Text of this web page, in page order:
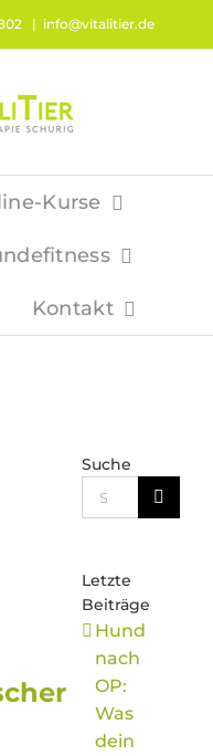
| info@vitalitier.de
Kurse
Kontakt
Suche
Suche
nach:
Letzte
Beiträge
Hund
nach
OP:
Was
dein